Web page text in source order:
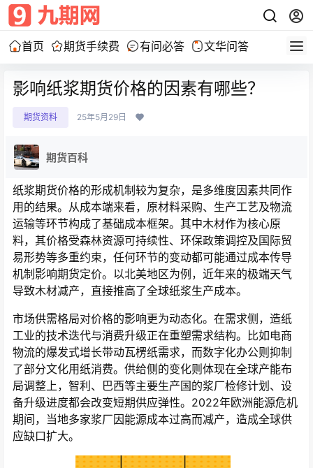
首页 期货手续费 有问必答 文华问答
影响纸浆期货价格的因素有哪些？
期货资料 25年5月29日
期货百科
纸浆期货价格的形成机制较为复杂，是多维度因素共同作
用的结果。从成本端来看，原材料采购、生产工艺及物流
运输等环节构成了基础成本框架。其中木材作为核心原
料，其价格受森林资源可持续性、环保政策调控及国际贸
易形势等多重约束，任何环节的变动都可能通过成本传导
机制影响期货定价。以北美地区为例，近年来的极端天气
导致木材减产，直接推高了全球纸浆生产成本。
市场供需格局对价格的影响更为动态化。在需求侧，造纸
工业的技术迭代与消费升级正在重塑需求结构。比如电商
物流的爆发式增长带动瓦楞纸需求，而数字化办公则抑制
了部分文化用纸消费。供给侧的变化则体现在全球产能布
局调整上，智利、巴西等主要生产国的浆厂检修计划、设
备升级进度都会改变短期供应弹性。2022年欧洲能源危机
期间，当地多家浆厂因能源成本过高而减产，造成全球供
应缺口扩大。